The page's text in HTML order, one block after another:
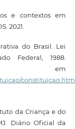
e contextos em
2021.
do Brasil. Lei
Federal, 1988.
em
constituicao.htm
da Criança e do
Diário Oficial da